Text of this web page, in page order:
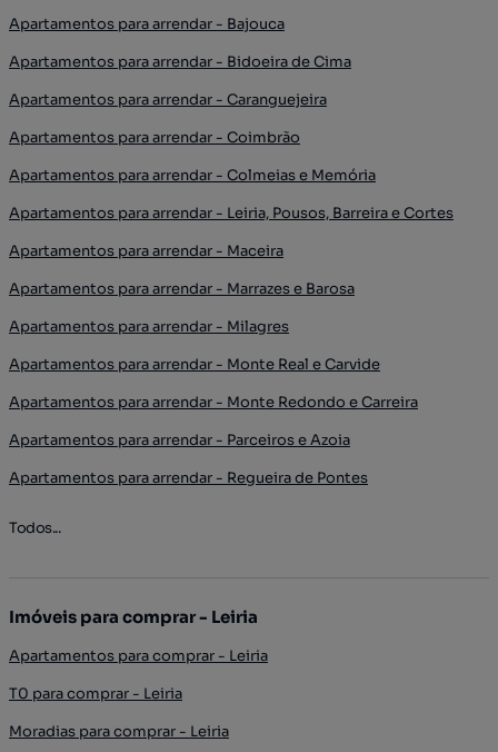
Apartamentos para arrendar - Bajouca
Apartamentos para arrendar - Bidoeira de Cima
Apartamentos para arrendar - Caranguejeira
Apartamentos para arrendar - Coimbrão
Apartamentos para arrendar - Colmeias e Memória
Apartamentos para arrendar - Leiria, Pousos, Barreira e Cortes
Apartamentos para arrendar - Maceira
Apartamentos para arrendar - Marrazes e Barosa
Apartamentos para arrendar - Milagres
Apartamentos para arrendar - Monte Real e Carvide
Apartamentos para arrendar - Monte Redondo e Carreira
Apartamentos para arrendar - Parceiros e Azoia
Apartamentos para arrendar - Regueira de Pontes
Todos...
Imóveis para comprar - Leiria
Apartamentos para comprar - Leiria
T0 para comprar - Leiria
Moradias para comprar - Leiria